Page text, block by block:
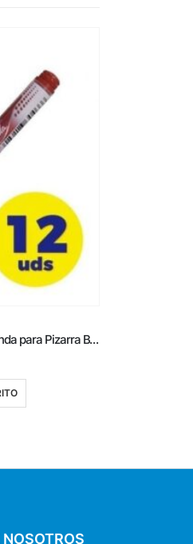
Caja de Rotuladores de Punta Redonda para Pizarra Bic Velleda 902089/ 1.5mm/ 12 unidades/ Rojos
NOSOTROS